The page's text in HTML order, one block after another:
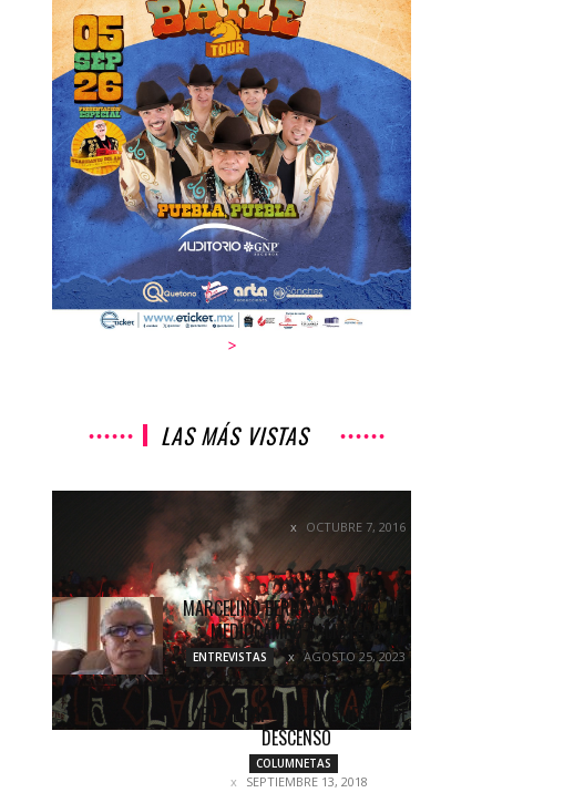
>
LAS MÁS VISTAS
¡FUTBOL Y NO JUZGADOS!
COLUMNETAS OCTUBRE 7, 2016
MARCELINO BERNAL: UN HITO DEL
MEDIOCAMPO CAMOTERO
ENTREVISTAS AGOSTO 25, 2023
LOBOS BUAP Y SUS NÚMEROS DE
DESCENSO
COLUMNETAS
SEPTIEMBRE 13, 2018